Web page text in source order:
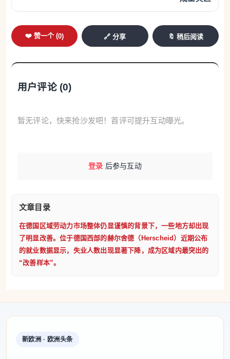
❤️ 赞一个 (0) 🔗 分享 🔖 稍后阅读
用户评论 (0)
暂无评论，快来抢沙发吧！首评可提升互动曝光。
登录 后参与互动
文章目录
在德国区域劳动力市场整体仍显谨慎的背景下，一些地方却出现
了明显改善。位于德国西部的赫尔舍德（Herscheid）近期公布
的就业数据显示，失业人数出现显著下降，成为区域内最突出的
“改善样本”。
新欧洲 · 欧洲头条